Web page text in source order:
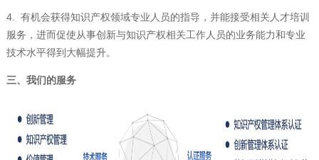
4. 有机会获得知识产权领域专业人员的指导，并能接受相关人才培训
服务，进而促使从事创新与知识产权相关工作人员的业务能力和专业
技术水平得到大幅提升。
三、 我们的服务